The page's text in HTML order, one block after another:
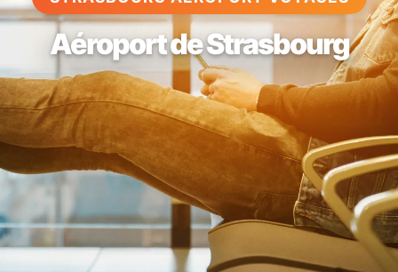
Aéroport de Strasbourg